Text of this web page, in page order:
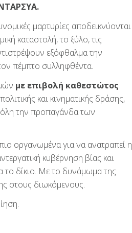
μαρτυρίες αποδεικνύονται
καταστολή, το ξύλο, τις
εξόφθαλμα την
πέμπτο συλληφθέντα.
με επιβολή καθεστώτος
και κινηματικής δράσης,
όλη την προπαγάνδα των
οργανωμένα για να ανατραπεί η
κυβέρνηση βίας και
το δίκιο. Με το δυνάμωμα της
στους διωκόμενους.